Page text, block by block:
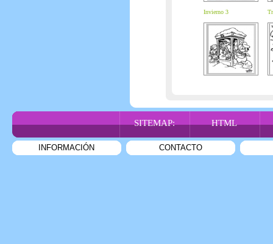
Invierno 3
SITEMAP: HTML
INFORMACIÓN CONTACTO